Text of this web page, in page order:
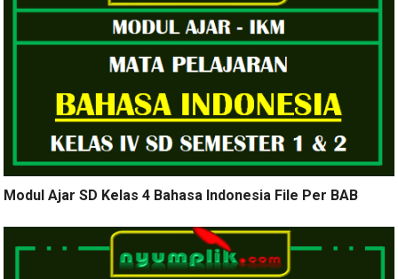
Modul Ajar SD Kelas 4 Bahasa Indonesia File Per BAB